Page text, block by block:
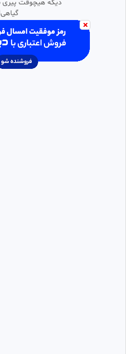
•
0:01:18
🔸 روایت
ماجرای
مقابل
خبر جنگی
168 بازدید •
دیگه هیچوقت